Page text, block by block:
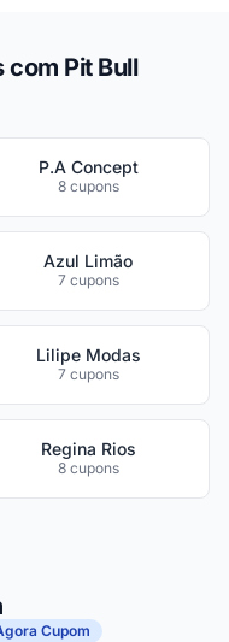
Pit Bull
P.A Concept
8 cupons
Azul Limão
7 cupons
Lilipe Modas
7 cupons
Regina Rios
8 cupons
Cupom